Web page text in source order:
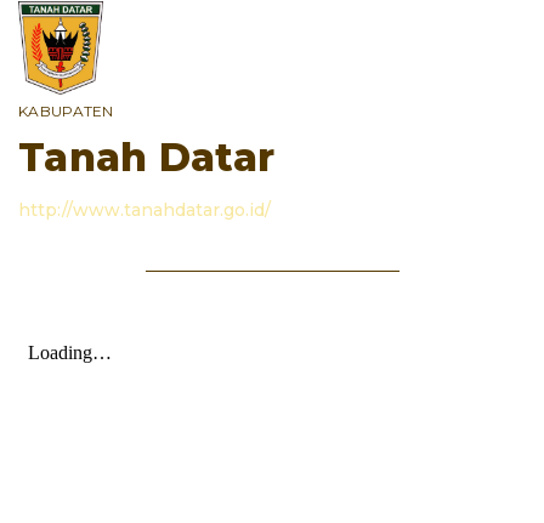
KABUPATEN
Tanah Datar
http://www.tanahdatar.go.id/